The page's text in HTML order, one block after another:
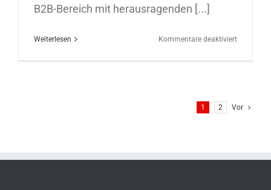
B2B-Bereich mit herausragenden [...]
Weiterlesen Kommentare deaktiviertfür
1 2 Vor